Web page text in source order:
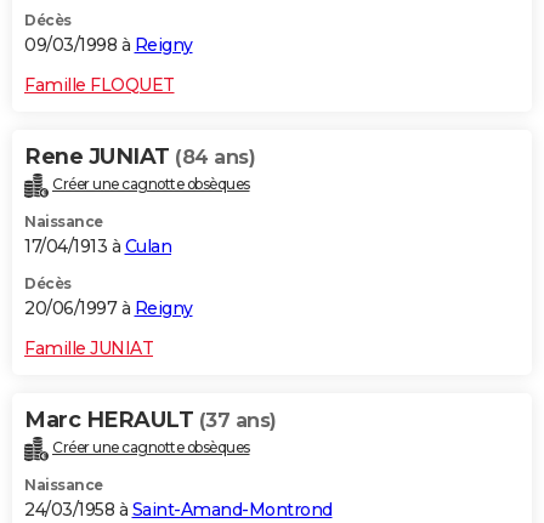
Décès
09/03/1998 à Reigny
Famille FLOQUET
Rene JUNIAT (84 ans)
Créer une cagnotte obsèques
Naissance
17/04/1913 à Culan
Décès
20/06/1997 à Reigny
Famille JUNIAT
Marc HERAULT (37 ans)
Créer une cagnotte obsèques
Naissance
24/03/1958 à Saint-Amand-Montrond